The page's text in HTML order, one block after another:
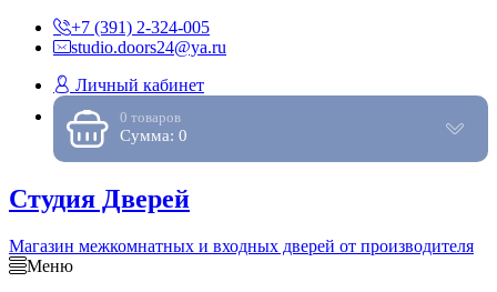
+7 (391) 2-324-005
studio.doors24@ya.ru
Личный кабинет
0 товаров
Сумма: 0
Студия Дверей
Магазин межкомнатных и входных дверей от производителя
Меню